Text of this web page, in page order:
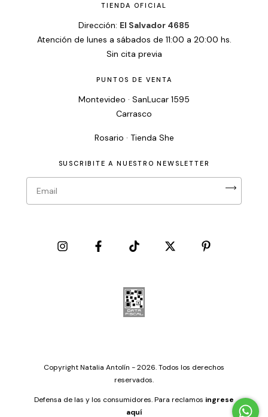
TIENDA OFICIAL
Dirección: El Salvador 4685
Atención de lunes a sábados de 11:00 a 20:00 hs.
Sin cita previa
PUNTOS DE VENTA
Montevideo · SanLucar 1595
Carrasco
Rosario · Tienda She
SUSCRIBITE A NUESTRO NEWSLETTER
Copyright Natalia Antolín - 2026. Todos los derechos
reservados.
Defensa de las y los consumidores. Para reclamos ingrese
aquí